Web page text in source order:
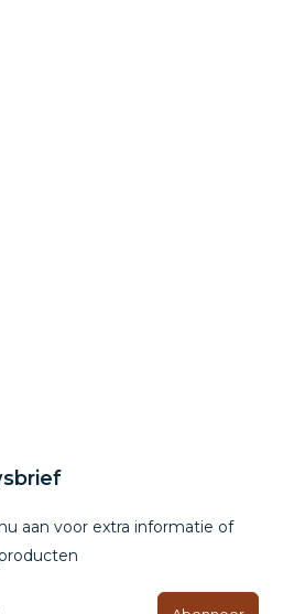
aan voor extra informatie of